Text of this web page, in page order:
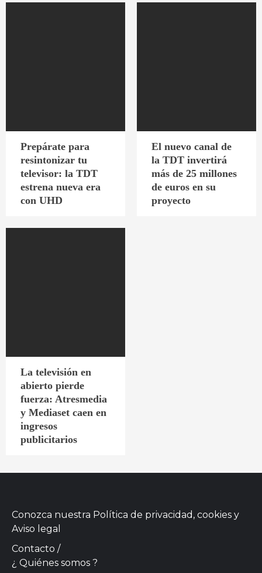
Prepárate para
resintonizar tu
televisor: la TDT
estrena nueva era
con UHD
El nuevo canal de
la TDT invertirá
más de 25 millones
de euros en su
proyecto
La televisión en
abierto pierde
fuerza: Atresmedia
y Mediaset caen en
ingresos
publicitarios
Conozca nuestra Política de privacidad, cookies y
Aviso legal
Contacto /
¿ Quiénes somos ?